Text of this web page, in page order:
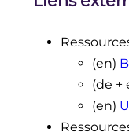
(en)
(de +
(en)